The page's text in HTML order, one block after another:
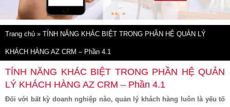
Trang chủ » TÍNH NĂNG KHÁC BIỆT TRONG PHẦN HỆ QUẢN LÝ
KHÁCH HÀNG AZ CRM – Phần 4.1
TÍNH NĂNG KHÁC BIỆT TRONG PHẦN HỆ QUẢN
LÝ KHÁCH HÀNG AZ CRM – Phần 4.1
Đối với bất kỳ doanh nghiệp nào, quản lý khách hàng luôn là yếu tố